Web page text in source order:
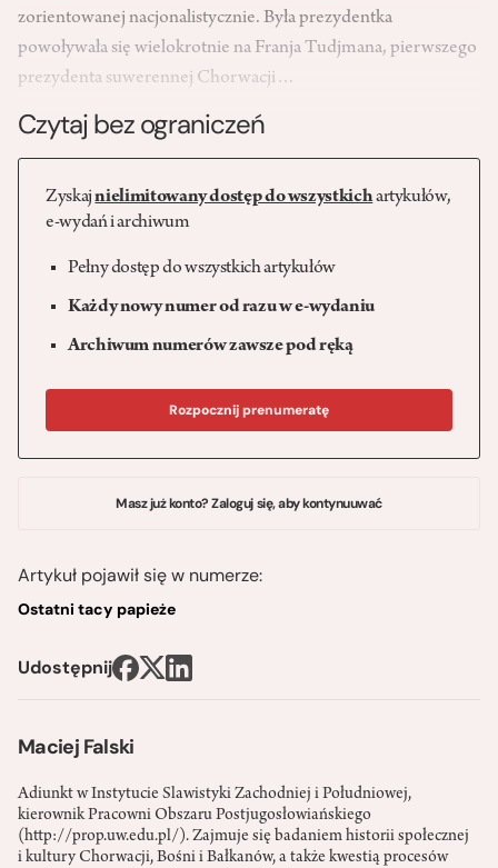
Maciej Falski
Adiunkt w Instytucie Slawistyki Zachodniej i Południowej,
kierownik Pracowni Obszaru Postjugosłowiańskiego
(http://prop.uw.edu.pl/). Zajmuje się badaniem historii społecznej
i kultury Chorwacji, Bośni i Bałkanów, a także kwestią procesów
zorientowanej nacjonalistycznie. Była prezydentka
powoływała się wielokrotnie na Franja Tudjmana, pierwszego
prezydenta suwerennej Chorwacji…
Czytaj bez ograniczeń
Zyskajnielimitowany dostęp do wszystkichartykułów,
e-wydań i archiwum
Pełny dostęp do wszystkich artykułów
Każdy nowy numer od razu w e-wydaniu
Archiwum numerów zawsze pod ręką
Rozpocznij prenumeratę
Masz już konto? Zaloguj się, aby kontynuuwać
Artykuł pojawił się w numerze:
Ostatni tacy papieże
Udostępnij